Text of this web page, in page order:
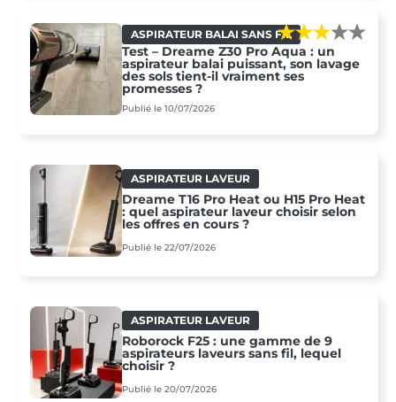
ASPIRATEUR BALAI SANS FIL
Test – Dreame Z30 Pro Aqua : un
aspirateur balai puissant, son lavage
des sols tient-il vraiment ses
promesses ?
Publié le 10/07/2026
ASPIRATEUR LAVEUR
Dreame T16 Pro Heat ou H15 Pro Heat
: quel aspirateur laveur choisir selon
les offres en cours ?
Publié le 22/07/2026
ASPIRATEUR LAVEUR
Roborock F25 : une gamme de 9
aspirateurs laveurs sans fil, lequel
choisir ?
Publié le 20/07/2026